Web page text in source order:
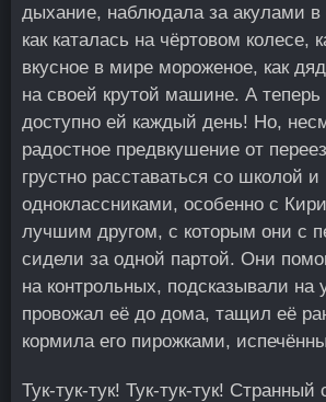
дыхание, наблюдала за акулами в
как каталась на чёртовом колесе,
вкусное в мире мороженое, как
на своей крутой машине. А теперь
доступно ей каждый день! Но,
радостное предвкушение от
грустно расставаться со школой и
одноклассниками, особенно с
лучшим другом, с которым они с
сидели за одной партой. Они
на контрольных, подсказывали на
провожал её до дома, тащил её
кормила его пирожками,
Тук-тук-тук! Тук-тук-тук! Странный